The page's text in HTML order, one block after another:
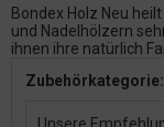
Bondex Holz Neu
und Nadelhölzern
ihnen ihre natürlich
Zubehörkategorie: